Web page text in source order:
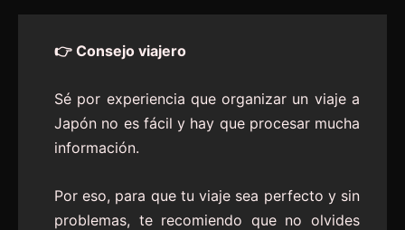
👉 Consejo viajero
Sé por experiencia que organizar un viaje a
Japón no es fácil y hay que procesar mucha
información.
Por eso, para que tu viaje sea perfecto y sin
problemas, te recomiendo que no olvides